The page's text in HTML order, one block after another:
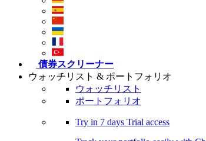
債券スクリーナー
ウォッチリスト & ポートフォリオ
ウォッチリスト
ポートフォリオ
Try in 7 days Trial access